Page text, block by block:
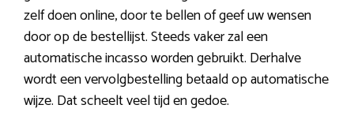
zelf doen online, door te bellen of geef uw wensen
door op de bestellijst. Steeds vaker zal een
automatische incasso worden gebruikt. Derhalve
wordt een vervolgbestelling betaald op automatische
wijze. Dat scheelt veel tijd en gedoe.